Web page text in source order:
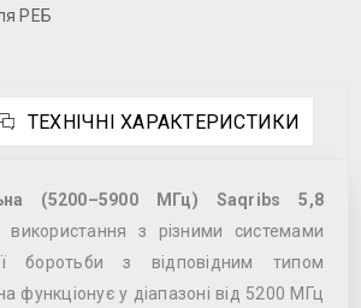
РЕБ
ТЕХНІЧНІ ХАРАКТЕРИСТИКИ
(5200–5900 МГц) Saqribs 5,8
з різними системами
боротьби з відповідним типом
функціонує у діапазоні від 5200 МГц